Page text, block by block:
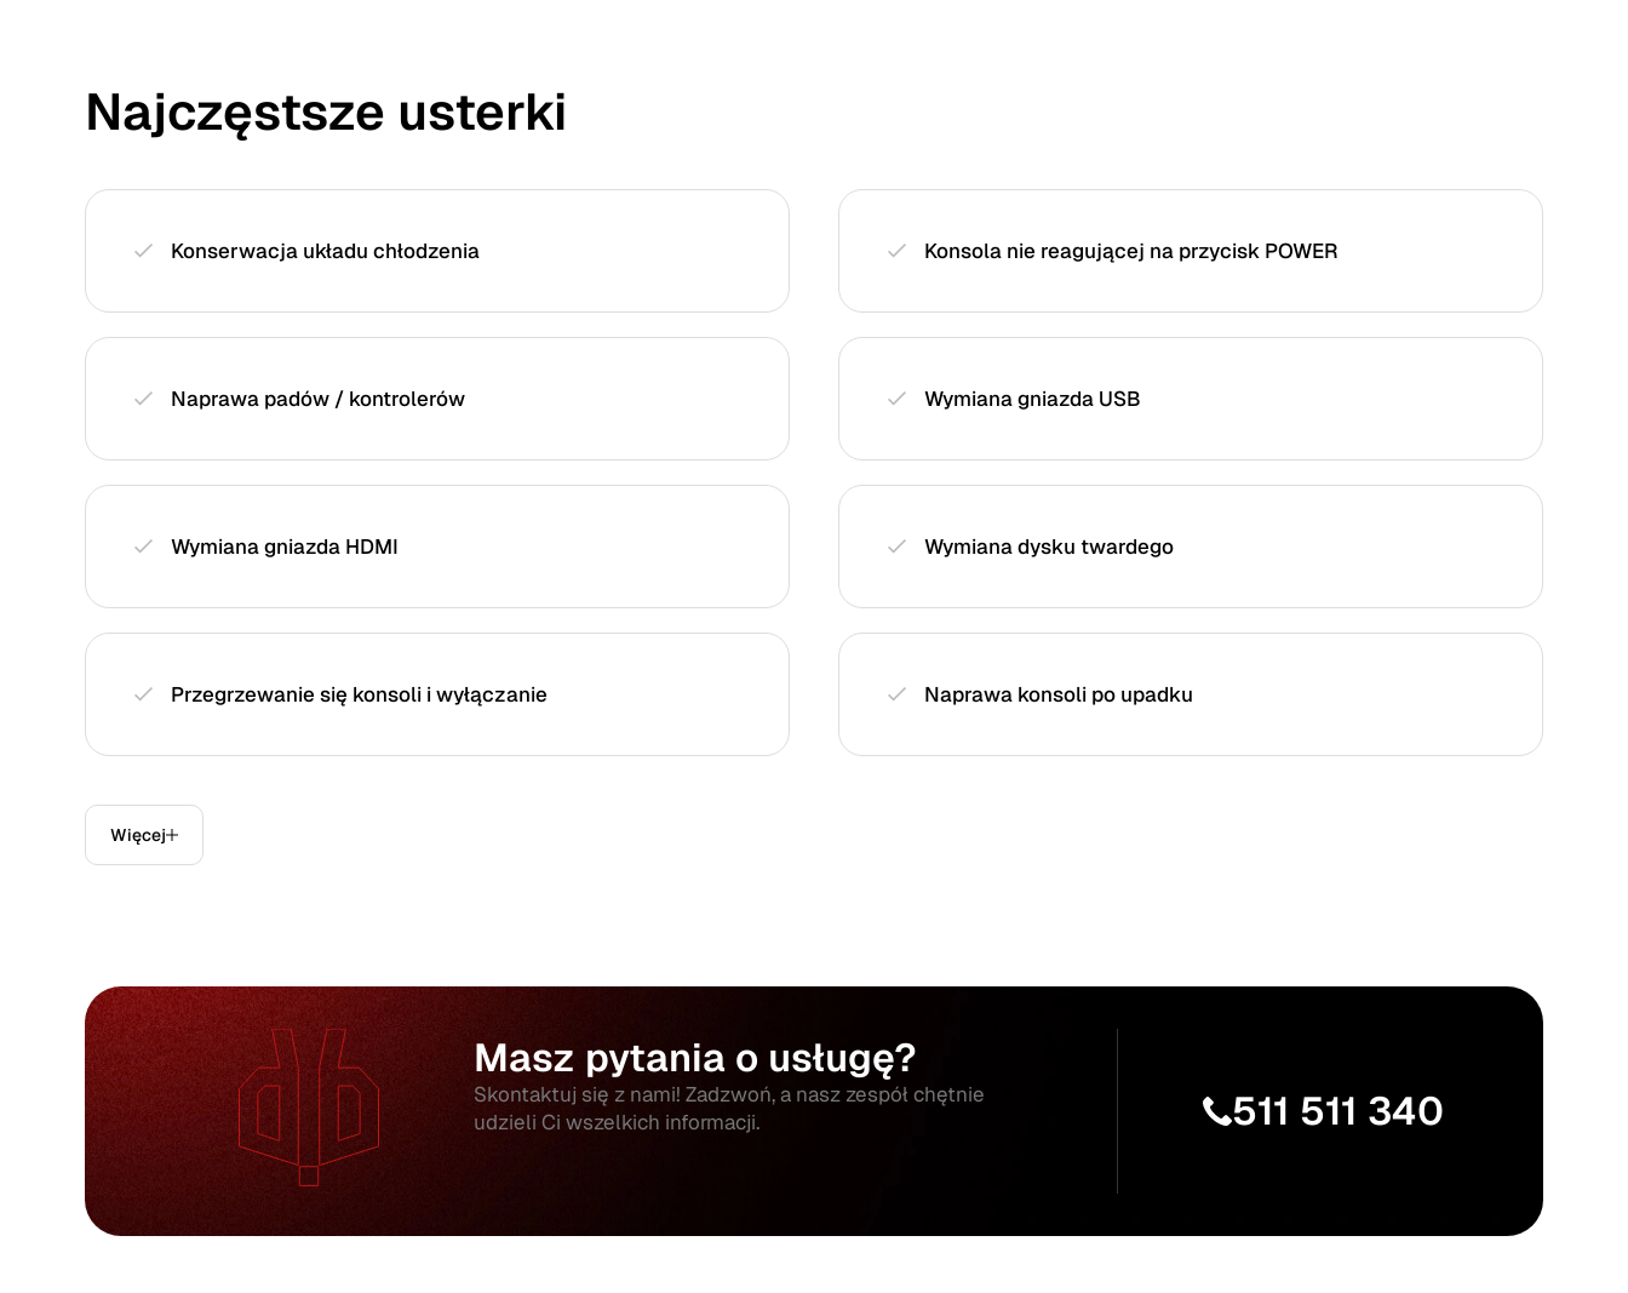
Najczęstsze usterki
Konserwacja układu chłodzenia Konsola nie reagującej na przycisk POWER
Naprawa padów / kontrolerów Wymiana gniazda USB
Wymiana gniazda HDMI Wymiana dysku twardego
Przegrzewanie się konsoli i wyłączanie Naprawa konsoli po upadku
i wiele innych
Więcej
Masz pytania o usługę?
Skontaktuj się z nami! Zadzwoń, a nasz zespół chętnie
udzieli Ci wszelkich informacji.
511 511 340